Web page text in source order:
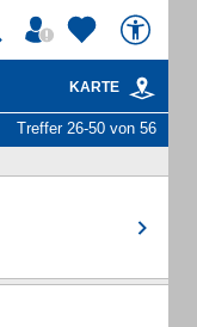
KARTE
Treffer 26-50 von 56